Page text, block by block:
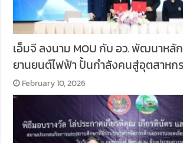
เอ็มจี ลงนาม MOU กับ อว. พัฒนาหลั
ยานยนต์ไฟฟ้า ปั้นกำลังคนสู่อุตสาหก
February 10, 2026